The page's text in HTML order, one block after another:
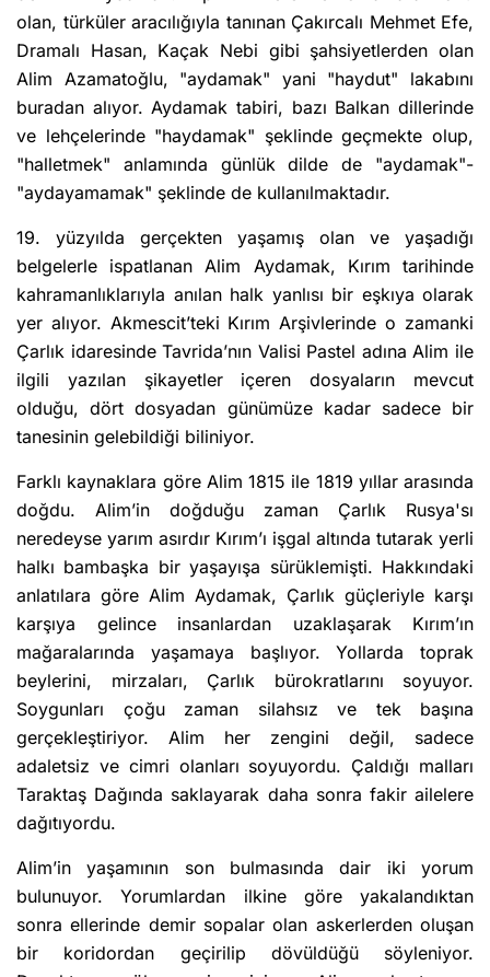
olan, türküler aracılığıyla tanınan Çakırcalı Mehmet Efe,
Dramalı Hasan, Kaçak Nebi gibi şahsiyetlerden olan
Alim Azamatoğlu, "aydamak" yani "haydut" lakabını
buradan alıyor. Aydamak tabiri, bazı Balkan dillerinde
ve lehçelerinde "haydamak" şeklinde geçmekte olup,
"halletmek" anlamında günlük dilde de "aydamak"-
"aydayamamak" şeklinde de kullanılmaktadır.
19. yüzyılda gerçekten yaşamış olan ve yaşadığı
belgelerle ispatlanan Alim Aydamak, Kırım tarihinde
kahramanlıklarıyla anılan halk yanlısı bir eşkıya olarak
yer alıyor. Akmescit’teki Kırım Arşivlerinde o zamanki
Çarlık idaresinde Tavrida’nın Valisi Pastel adına Alim ile
ilgili yazılan şikayetler içeren dosyaların mevcut
olduğu, dört dosyadan günümüze kadar sadece bir
tanesinin gelebildiği biliniyor.
Farklı kaynaklara göre Alim 1815 ile 1819 yıllar arasında
doğdu. Alim’in doğduğu zaman Çarlık Rusya'sı
neredeyse yarım asırdır Kırım’ı işgal altında tutarak yerli
halkı bambaşka bir yaşayışa sürüklemişti. Hakkındaki
anlatılara göre Alim Aydamak, Çarlık güçleriyle karşı
karşıya gelince insanlardan uzaklaşarak Kırım’ın
mağaralarında yaşamaya başlıyor. Yollarda toprak
beylerini, mirzaları, Çarlık bürokratlarını soyuyor.
Soygunları çoğu zaman silahsız ve tek başına
gerçekleştiriyor. Alim her zengini değil, sadece
adaletsiz ve cimri olanları soyuyordu. Çaldığı malları
Taraktaş Dağında saklayarak daha sonra fakir ailelere
dağıtıyordu.
Alim’in yaşamının son bulmasında dair iki yorum
bulunuyor. Yorumlardan ilkine göre yakalandıktan
sonra ellerinde demir sopalar olan askerlerden oluşan
bir koridordan geçirilip dövüldüğü söyleniyor.